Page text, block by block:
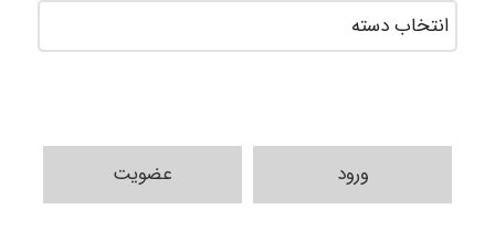
ورود عضویت
fahimeh sheibani